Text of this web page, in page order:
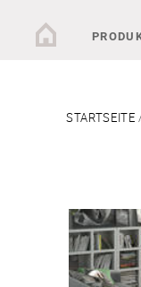
STARTSEITE